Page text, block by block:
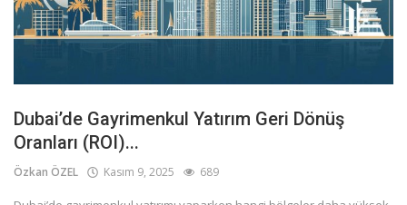
Dubai’de Gayrimenkul Yatırım Geri Dönüş
Oranları (ROI)...
Özkan ÖZEL Kasım 9, 2025 689